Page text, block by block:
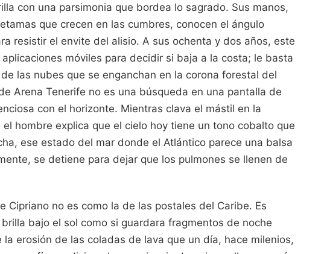
con una parsimonia que bordea lo sagrado. Sus manos,
que crecen en las cumbres, conocen el ángulo
resistir el envite del alisio. A sus ochenta y dos años, este
móviles para decidir si baja a la costa; le basta
las nubes que se enganchan en la corona forestal del
Arena Tenerife no es una búsqueda en una pantalla de
con el horizonte. Mientras clava el mástil en la
hombre explica que el cielo hoy tiene un tono cobalto que
ese estado del mar donde el Atlántico parece una balsa
se detiene para dejar que los pulmones se llenen de
Cipriano no es como la de las postales del Caribe. Es
bajo el sol como si guardara fragmentos de noche
erosión de las coladas de lava que un día, hace milenios,